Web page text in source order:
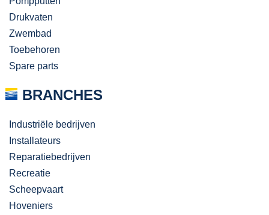
Drukvaten
Zwembad
Toebehoren
Spare parts
BRANCHES
Industriële bedrijven
Installateurs
Reparatiebedrijven
Recreatie
Scheepvaart
Hoveniers